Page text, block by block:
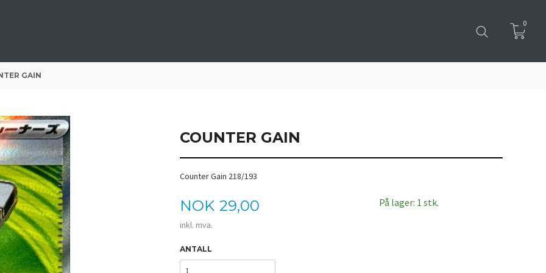
0
GAIN
COUNTER GAIN
Counter Gain 218/193
Pris
NOK 29,00
inkl. mva.
På lager: 1 stk.
ANTALL